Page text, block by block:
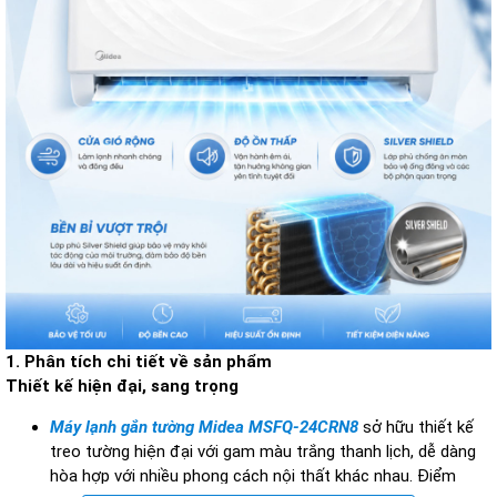
1. Phân tích chi tiết về sản phẩm
Thiết kế hiện đại, sang trọng
Máy lạnh gắn tường Midea MSFQ-24CRN8 sở hữu thiết kế
treo tường hiện đại với gam màu trắng thanh lịch, dễ dàng
hòa hợp với nhiều phong cách nội thất khác nhau. Điểm